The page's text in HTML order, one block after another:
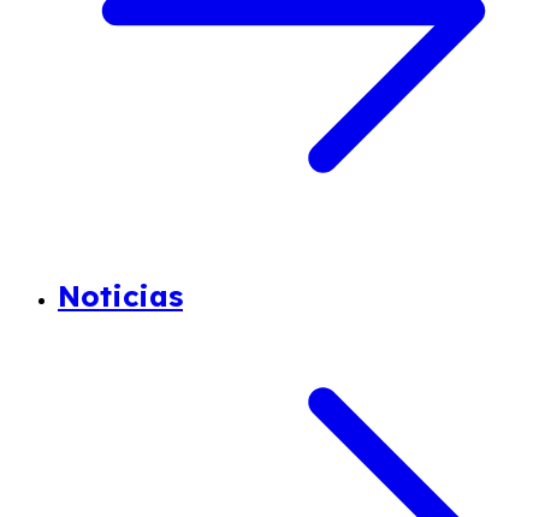
Noticias